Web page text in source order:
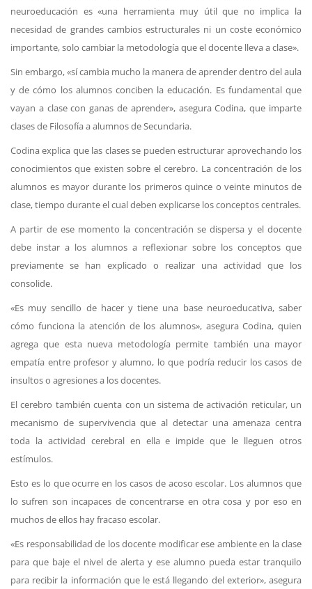
neuroeducación es «una herramienta muy útil que no implica la
necesidad de grandes cambios estructurales ni un coste económico
importante, solo cambiar la metodología que el docente lleva a clase».
Sin embargo, «sí cambia mucho la manera de aprender dentro del aula
y de cómo los alumnos conciben la educación. Es fundamental que
vayan a clase con ganas de aprender», asegura Codina, que imparte
clases de Filosofía a alumnos de Secundaria.
Codina explica que las clases se pueden estructurar aprovechando los
conocimientos que existen sobre el cerebro. La concentración de los
alumnos es mayor durante los primeros quince o veinte minutos de
clase, tiempo durante el cual deben explicarse los conceptos centrales.
A partir de ese momento la concentración se dispersa y el docente
debe instar a los alumnos a reflexionar sobre los conceptos que
previamente se han explicado o realizar una actividad que los
consolide.
«Es muy sencillo de hacer y tiene una base neuroeducativa, saber
cómo funciona la atención de los alumnos», asegura Codina, quien
agrega que esta nueva metodología permite también una mayor
empatía entre profesor y alumno, lo que podría reducir los casos de
insultos o agresiones a los docentes.
El cerebro también cuenta con un sistema de activación reticular, un
mecanismo de supervivencia que al detectar una amenaza centra
toda la actividad cerebral en ella e impide que le lleguen otros
estímulos.
Esto es lo que ocurre en los casos de acoso escolar. Los alumnos que
lo sufren son incapaces de concentrarse en otra cosa y por eso en
muchos de ellos hay fracaso escolar.
«Es responsabilidad de los docente modificar ese ambiente en la clase
para que baje el nivel de alerta y ese alumno pueda estar tranquilo
para recibir la información que le está llegando del exterior», asegura